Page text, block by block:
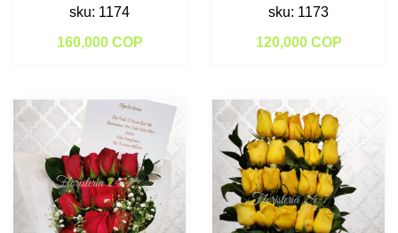
sku: 1174
160,000 COP
sku: 1173
120,000 COP